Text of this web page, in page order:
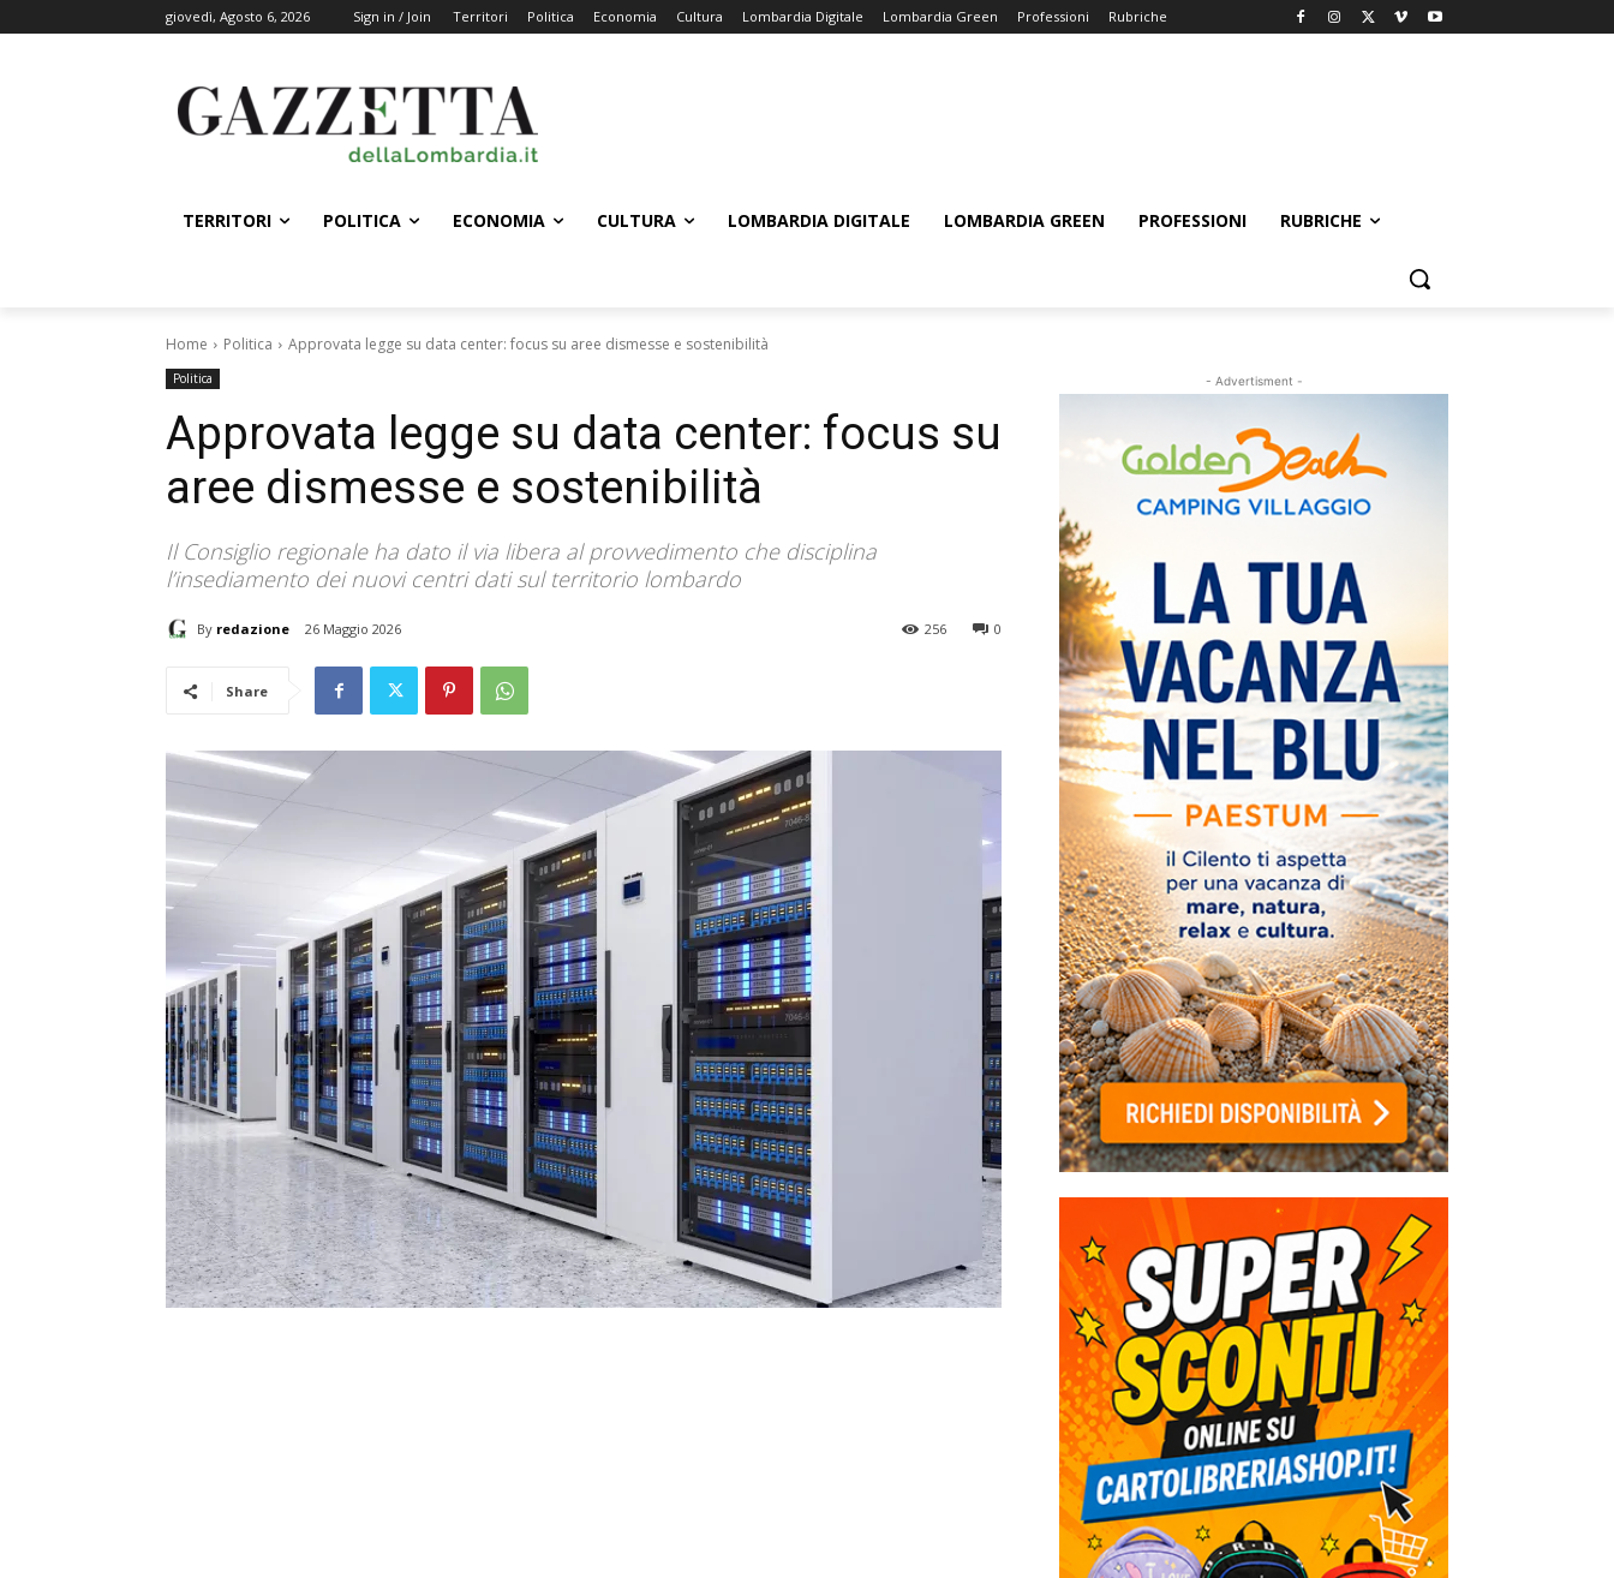
giovedì, Agosto 6, 2026 Sign in / Join Territori Politica Economia Cultura Lombardia Digitale Lombardia Green Professioni Rubriche
TERRITORI POLITICA ECONOMIA CULTURA LOMBARDIA DIGITALE LOMBARDIA GREEN PROFESSIONI RUBRICHE
Home Politica Approvata legge su data center: focus su aree dismesse e sostenibilità
Politica
Approvata legge su data center: focus su
aree dismesse e sostenibilità
Il Consiglio regionale ha dato il via libera al provvedimento che disciplina
l’insediamento dei nuovi centri dati sul territorio lombardo
By redazione 26 Maggio 2026 0
256
Share
- Advertisment -